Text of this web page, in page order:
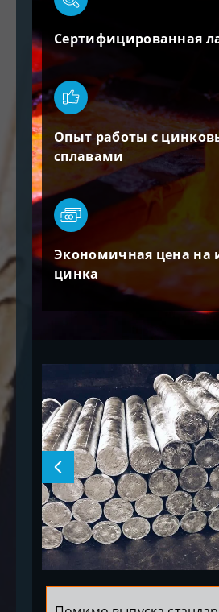
Сертифицированная
Опыт работы с
сплавами
Экономичная цена на
цинка